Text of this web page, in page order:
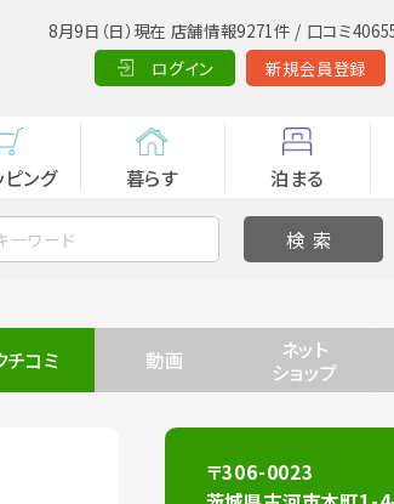
8月9日（日）現在 店舗情報9271件 / 口コミ
ログイン
新規会員登録
ピング 暮らす 泊まる
チコミ 動画
ネット
ショップ
〒306-0023